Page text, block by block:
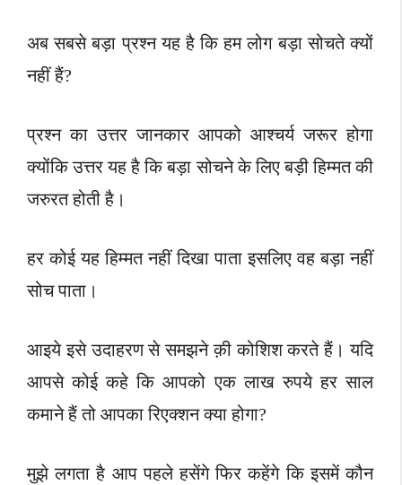
अब सबसे बड़ा प्रश्न यह है कि हम लोग बड़ा सोचते क्यों
नहीं हैं?
प्रश्न का उत्तर जानकार आपको आश्चर्य जरूर होगा
क्योंकि उत्तर यह है कि बड़ा सोचने के लिए बड़ी हिम्मत की
जरुरत होती है।
हर कोई यह हिम्मत नहीं दिखा पाता इसलिए वह बड़ा नहीं
सोच पाता।
आइये इसे उदाहरण से समझने क़ी कोशिश करते हैं। यदि
आपसे कोई कहे कि आपको एक लाख रुपये हर साल
कमाने हैं तो आपका रिएक्शन क्या होगा?
मुझे लगता है आप पहले हसेंगे फिर कहेंगे कि इसमें कौन